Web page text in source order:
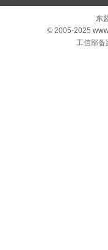
东
© 2005-2025
工信部备